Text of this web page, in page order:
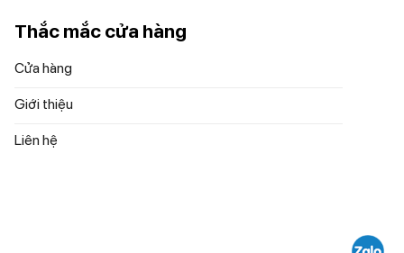
độ
với các
không bị
Thắc mắc cửa hàng
Cửa hàng
Giới thiệu
Liên hệ